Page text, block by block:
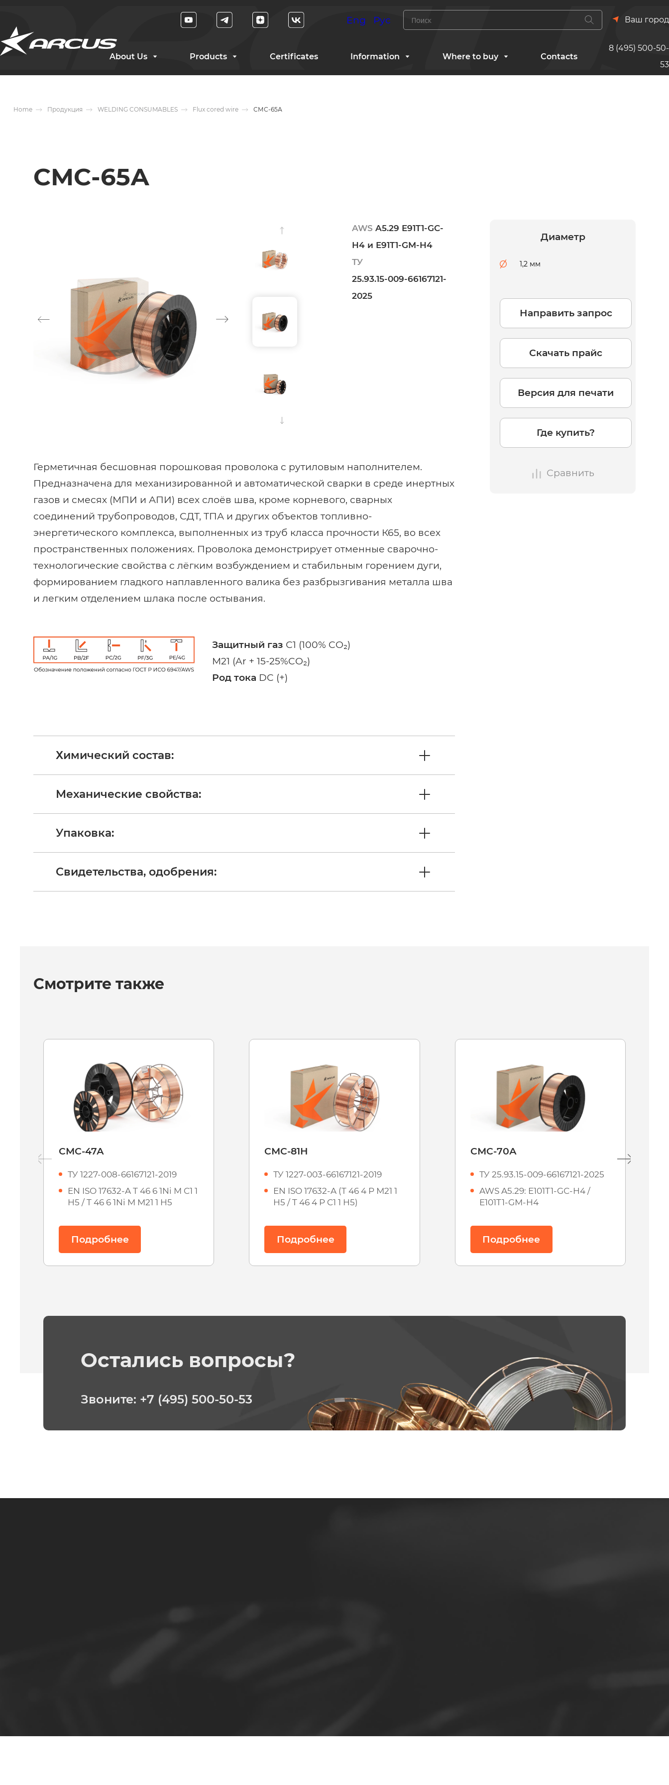
Eng Рус Ваш город
About Us Products Certificates Information Where to buy Contacts
8 (495) 500-50-
53
Home Продукция WELDING CONSUMABLES Flux cored wire СМС-65А
СМС-65А
AWS A5.29 E91T1-GC-
H4 и E91T1-GM-H4
ТУ
25.93.15-009-66167121-
2025
Герметичная бесшовная порошковая проволока с рутиловым наполнителем.
Предназначена для механизированной и автоматической сварки в среде инертных
газов и смесях (МПИ и АПИ) всех слоёв шва, кроме корневого, сварных
соединений трубопроводов, СДТ, ТПА и других объектов топливно-
энергетического комплекса, выполненных из труб класса прочности К65, во всех
пространственных положениях. Проволока демонстрирует отменные сварочно-
технологические свойства с лёгким возбуждением и стабильным горением дуги,
формированием гладкого наплавленного валика без разбрызгивания металла шва
и легким отделением шлака после остывания.
Защитный газ С1 (100% CO₂)
М21 (Ar + 15-25%CO₂)
Род тока DC (+)
Химический состав:
Механические свойства:
Упаковка:
Свидетельства, одобрения:
Диаметр
1,2 мм
Направить запрос
Скачать прайс
Версия для печати
Где купить?
Сравнить
Смотрите также
СМС-81Н
ТУ 1227-003-66167121-2019
EN ISO 17632-A (T 46 4 P М21 1
H5 / T 46 4 P C1 1 H5)
Подробнее
СМС-70А
ТУ 25.93.15-009-66167121-2025
AWS A5.29: E101T1-GС-H4 /
E101T1-GМ-H4
Подробнее
СМС-60А
ТУ 25.93.15-009-66167121-2025
AWS A5.29 E81T1-GC-H4 и
E81T1-GM-H4
Подробнее
Остались вопросы?
Звоните: +7 (495) 500-50-53